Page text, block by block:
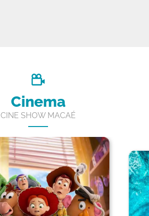
Cinema
CINE SHOW MACAÉ